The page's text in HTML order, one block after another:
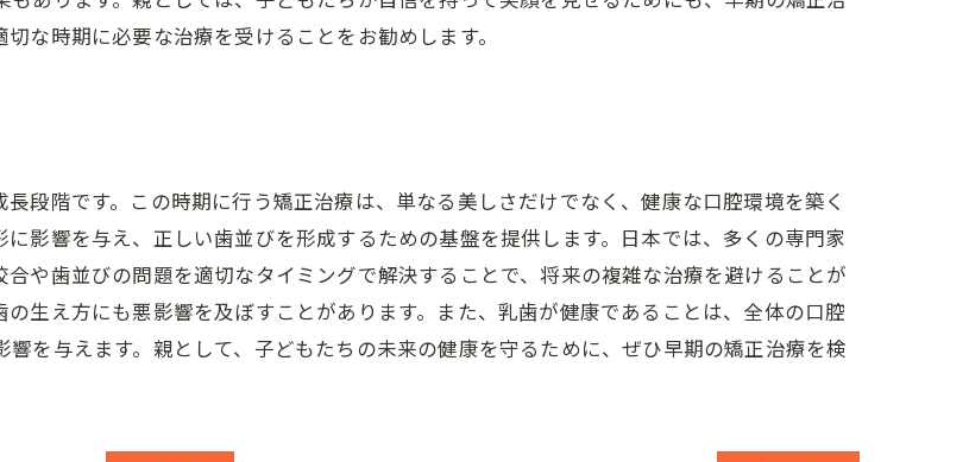
な時期に必要な治療を受けることをお勧めします。
段階です。この時期に行う矯正治療は、単なる美しさだけでなく、健康な口腔環境を築く
影響を与え、正しい歯並びを形成するための基盤を提供します。日本では、多くの専門家
や歯並びの問題を適切なタイミングで解決することで、将来の複雑な治療を避けることが
生え方にも悪影響を及ぼすことがあります。また、乳歯が健康であることは、全体の口腔
を与えます。親として、子どもたちの未来の健康を守るために、ぜひ早期の矯正治療を検